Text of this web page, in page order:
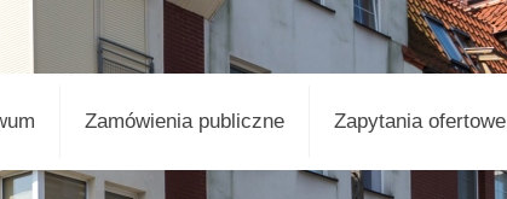
Zamówienia publiczne Zapytania ofertowe